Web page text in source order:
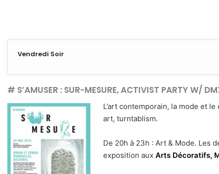
Vendredi Soir
# S’AMUSER : SUR-MESURE, ACTIVIST PARTY W/
L’art contemporain, la mode et
art, turntablism.
De 20h à 23h : Art & Mode. Les
exposition auxArts Décoratifs,